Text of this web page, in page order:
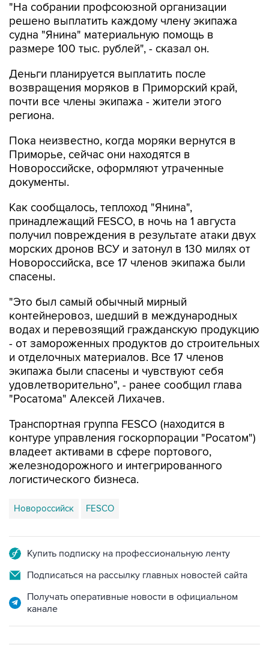
"На собрании профсоюзной организации
решено выплатить каждому члену экипажа
судна "Янина" материальную помощь в
размере 100 тыс. рублей", - сказал он.
Деньги планируется выплатить после
возвращения моряков в Приморский край,
почти все члены экипажа - жители этого
региона.
Пока неизвестно, когда моряки вернутся в
Приморье, сейчас они находятся в
Новороссийске, оформляют утраченные
документы.
Как сообщалось, теплоход "Янина",
принадлежащий FESCO, в ночь на 1 августа
получил повреждения в результате атаки двух
морских дронов ВСУ и затонул в 130 милях от
Новороссийска, все 17 членов экипажа были
спасены.
"Это был самый обычный мирный
контейнеровоз, шедший в международных
водах и перевозящий гражданскую продукцию
- от замороженных продуктов до строительных
и отделочных материалов. Все 17 членов
экипажа были спасены и чувствуют себя
удовлетворительно", - ранее сообщил глава
"Росатома" Алексей Лихачев.
Транспортная группа FESCO (находится в
контуре управления госкорпорации "Росатом")
владеет активами в сфере портового,
железнодорожного и интегрированного
логистического бизнеса.
Новороссийск FESCO
Купить подписку на профессиональную ленту
Подписаться на рассылку главных новостей сайта
Получать оперативные новости в официальном
канале